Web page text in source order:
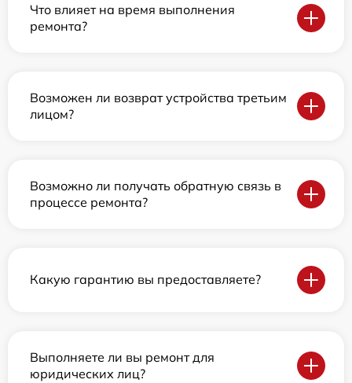
Что влияет на время выполнения
ремонта?
Возможен ли возврат устройства третьим
лицом?
Возможно ли получать обратную связь в
процессе ремонта?
Какую гарантию вы предоставляете?
Выполняете ли вы ремонт для
юридических лиц?